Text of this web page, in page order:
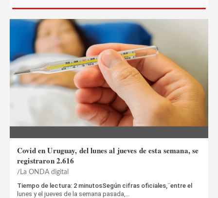
Covid en Uruguay, del lunes al jueves de esta semana, se
registraron 2.616
La ONDA digital
Tiempo de lectura: 2 minutosSegún cifras oficiales,¨entre el
lunes y el jueves de la semana pasada,…